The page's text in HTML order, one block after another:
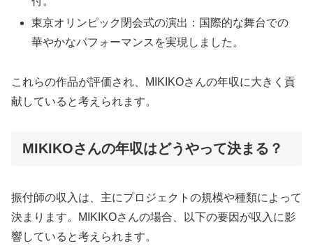
東京オリンピック閉会式の演出：国際的な舞台での
華やかなパフォーマンスを実現しました。
これらの作品が評価され、MIKIKOさんの年収に大きく貢
献していると考えられます。
MIKIKOさんの年収はどうやって決まる？
振付師の収入は、主にプロジェクトの規模や種類によって
決まります。MIKIKOさんの場合、以下の要因が収入に影
響していると考えられます。